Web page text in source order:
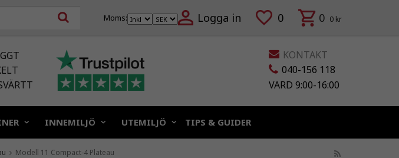
Moms: Logga in 0 0 0 kr
KONTAKT
040-156 118
VARD 9:00-16:00
INNEMILJÖ UTEMILJÖ TIPS & GUIDER
Modell 11 Compact-4 Plateau